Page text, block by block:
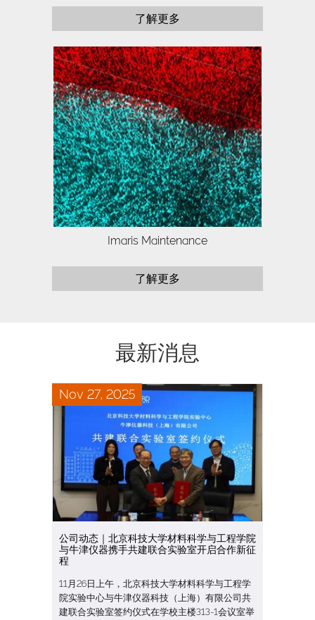
了解更多
Push your research with Imaris Infinity to
the limit.
Imaris Maintenance
了解更多
最新消息
Nov 27, 2025
公司动态｜北京科技大学材料科学与工程学院
与牛津仪器携手共建联合实验室开启合作新征
程
11月26日上午，北京科技大学材料科学与工程学
院实验中心与牛津仪器科技（上海）有限公司共
建联合实验室签约仪式在学校主楼313-1会议室举